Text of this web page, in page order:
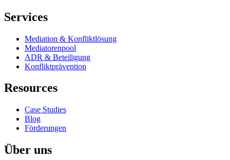
Services
Mediation & Konfliktlösung
Mediatorenpool
ADR & Beteiligung
Konfliktprävention
Resources
Case Studies
Blog
Förderungen
Über uns